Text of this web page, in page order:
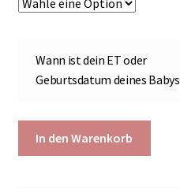
Wann ist dein ET oder
Geburtsdatum deines Babys
In den Warenkorb